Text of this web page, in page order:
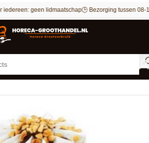
iedereen: geen lidmaatschap🕒 Bezorging tussen 08-